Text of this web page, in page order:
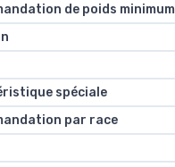
de poids minimum
spéciale
par race